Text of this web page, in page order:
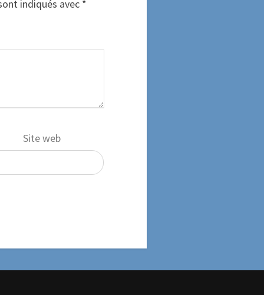
indiqués avec *
Site web